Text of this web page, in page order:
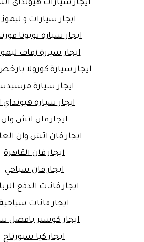
ايجار سيارات هيونداي
ايجار سيارات و
ايجار سيارة تويوتا
ايجار سيارة زفاف
ايجار سيارة كورولا
ايجار سيارة
ايجار سيارة هيونداي h1
ايجار فان اتش وان
ايجار فان اتش وان
ايجار فان القاهرة
ايجار فان سياحي
ايجار فانات الدفع
ايجار فانات سياحية
ايجار كوستر بافضل
ايجار كيا سبورتاج